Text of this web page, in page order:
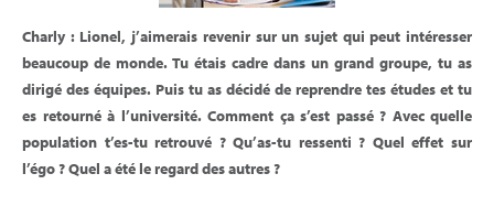
Charly : Lionel, j’aimerais revenir sur un sujet qui peut intéresser
beaucoup de monde. Tu étais cadre dans un grand groupe, tu as
dirigé des équipes. Puis tu as décidé de reprendre tes études et tu
es retourné à l’université. Comment ça s’est passé ? Avec quelle
population t’es-tu retrouvé ? Qu’as-tu ressenti ? Quel effet sur
l’égo ? Quel a été le regard des autres ?